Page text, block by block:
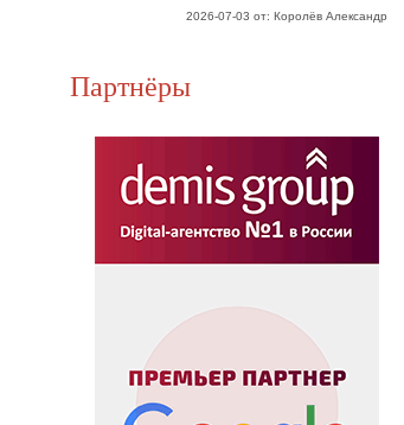
2026-07-03 от: Королёв Александр
Партнёры